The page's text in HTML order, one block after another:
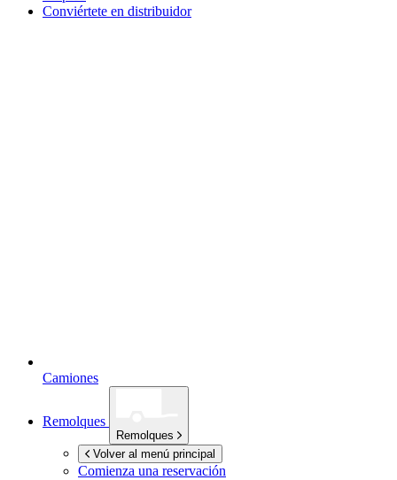
Conviértete en distribuidor
Camiones
Remolques
Remolques
Volver al menú principal
Comienza una reservación